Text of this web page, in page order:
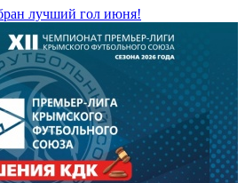
лучший гол июня!